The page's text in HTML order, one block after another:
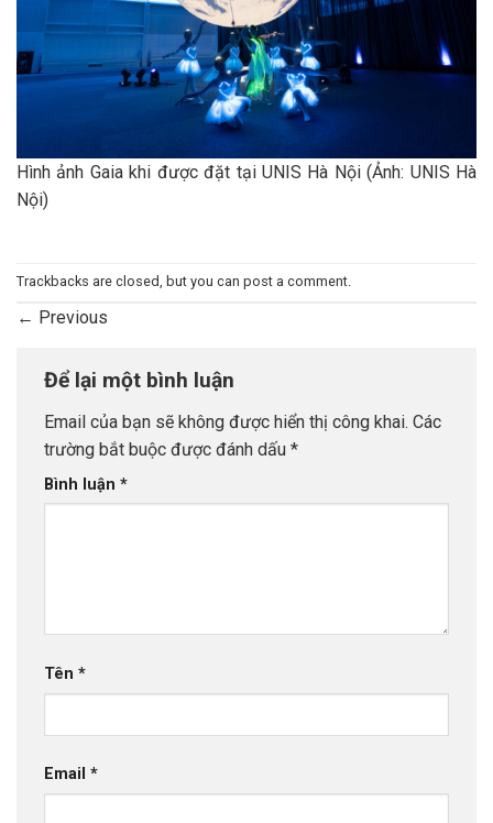
Hình ảnh Gaia khi được đặt tại UNIS Hà Nội (Ảnh: UNIS Hà
Nội)
Trackbacks are closed, but you can post a comment.
← Previous
Để lại một bình luận
Email của bạn sẽ không được hiển thị công khai. Các
trường bắt buộc được đánh dấu *
Bình luận *
Tên *
Email *